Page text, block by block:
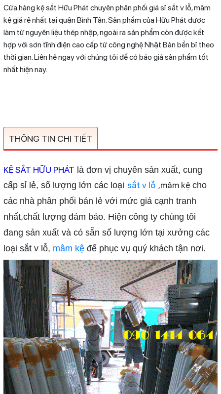
Cửa hàng kệ sắt Hữu Phát chuyên phân phối giá sỉ sắt v lỗ, mâm
kệ giá rẻ nhất tại quận Bình Tân. Sản phẩm của Hữu Phát được
làm từ nguyên liệu thép nhập, ngoài ra sản phẩm còn được kết
hợp với sơn tĩnh điện cao cấp từ công nghệ Nhật Bản bền bỉ theo
thời gian. Liên hệ ngay với chúng tôi để có báo giá sản phẩm tốt
nhất hiện nay.
THÔNG TIN CHI TIẾT
KỆ SẮT HỮU PHÁT là đơn vị chuyên sản xuất, cung
cấp sỉ lẻ, số lượng lớn các loại sắt v lỗ ,mâm kệ cho
các nhà phân phối bán lẻ với mức giá cạnh tranh
nhất,chất lượng đảm bảo. Hiện công ty chúng tôi
đang sản xuất và có sẵn số lượng lớn tại xưởng các
loại sắt v lỗ, mâm kệđể phục vụ quý khách tận nơi.